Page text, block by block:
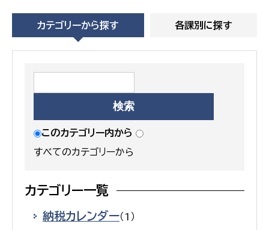
カテゴリーから探す 各課別に探す
このカテゴリー内から
すべてのカテゴリーから
カテゴリー一覧
納税カレンダー（1）